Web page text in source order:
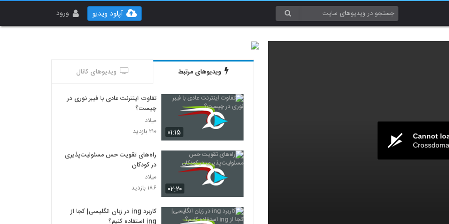
ورود آپلود ویدیو
Cannot
ویدیوهای مرتبط ویدیوهای کانال
۰۱:۱۵
تفاوت اینترنت عادی با فیبر نوری در
چیست؟
میلاد
۲۱۰ بازدید
۰۲:۲۰
راه‌های تقویت حس مسئولیت‌پذیری
در کودکان
میلاد
۱۸۶ بازدید
کاربرد ing در زبان انگلیسی| کجا از
ing استفاده کنیم؟